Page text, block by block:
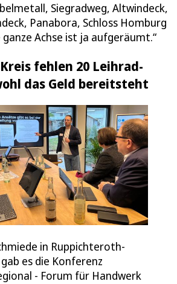
Siegradweg, Altwindeck,
Panabora, Schloss Homburg
Achse ist ja aufgeräumt.“
fehlen 20 Leihrad-
das Geld bereitsteht
in Ruppichteroth-
es die Konferenz
- Forum für Handwerk